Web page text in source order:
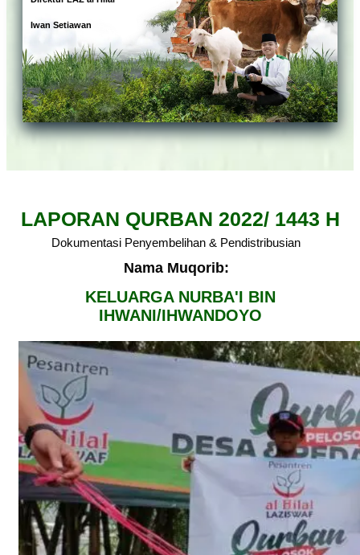
Iwan Setiawan
LAPORAN QURBAN 2022/ 1443 H
Dokumentasi Penyembelihan & Pendistribusian
Nama Muqorib:
KELUARGA NURBA'I BIN
IHWANI/IHWANDOYO